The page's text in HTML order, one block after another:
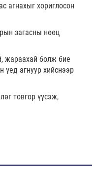
агнахыг хориглосон
загасны нөөц
жараахай болж бие
үед агнуур хийснээр
товгор үүсэж,